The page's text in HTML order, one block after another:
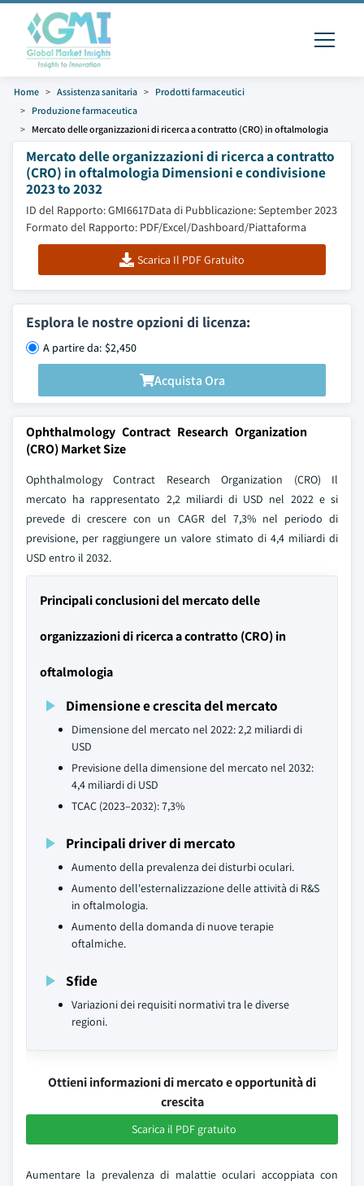
Home Assistenza sanitaria
Prodotti farmaceutici
Produzione farmaceutica
Mercato delle organizzazioni di ricerca a contratto (CRO) in oftalmologia
Mercato delle organizzazioni di ricerca a contratto
(CRO) in oftalmologia Dimensioni e condivisione
2023 to 2032
ID del Rapporto: GMI6617Data di Pubblicazione: September 2023
Formato del Rapporto: PDF/Excel/Dashboard/Piattaforma
Scarica Il PDF Gratuito
Esplora le nostre opzioni di licenza:
A partire da: $2,450
Acquista Ora
Ophthalmology Contract Research Organization
(CRO) Market Size
Ophthalmology Contract Research Organization (CRO) Il
mercato ha rappresentato 2,2 miliardi di USD nel 2022 e si
prevede di crescere con un CAGR del 7,3% nel periodo di
previsione, per raggiungere un valore stimato di 4,4 miliardi di
USD entro il 2032.
Principali conclusioni del mercato delle
organizzazioni di ricerca a contratto (CRO) in
oftalmologia
Dimensione e crescita del mercato
Dimensione del mercato nel 2022: 2,2 miliardi di
USD
Previsione della dimensione del mercato nel 2032:
4,4 miliardi di USD
TCAC (2023–2032): 7,3%
Principali driver di mercato
Aumento della prevalenza dei disturbi oculari.
Aumento dell'esternalizzazione delle attività di R&S
in oftalmologia.
Aumento della domanda di nuove terapie
oftalmiche.
Sfide
Variazioni dei requisiti normativi tra le diverse
regioni.
Ottieni informazioni di mercato e opportunità di
crescita
Scarica il PDF gratuito
Aumentare la prevalenza di malattie oculari accoppiata con